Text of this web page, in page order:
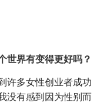
世界有变得更好吗？
许多女性创业者成功
没有感到因为性别而